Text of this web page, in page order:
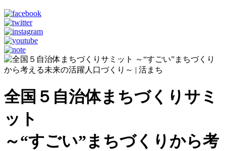
全国５自治体まちづくりサミ
ット
～“すごい”まちづくりから考